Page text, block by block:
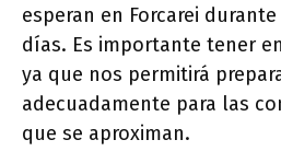
esperan en Forcarei
días. Es importante tener
ya que nos permitirá
adecuadamente para las
que se aproximan.